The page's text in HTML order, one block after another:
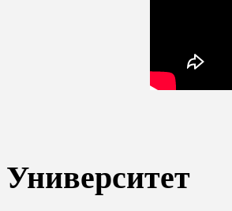
Университет